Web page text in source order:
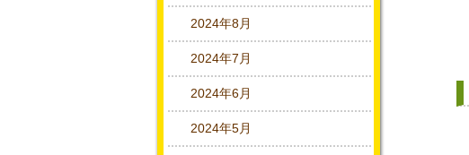
2024年8月
2024年7月
2024年6月
2024年5月